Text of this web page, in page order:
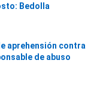
Bedolla
aprehensión contra
de abuso